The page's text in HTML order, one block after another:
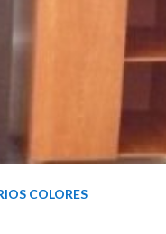
COLORES